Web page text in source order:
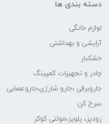
دسته بندی ها
لوازم خانگی
آرایشی و بهداشتی
خشکبار
چادر و تجهیزات کمپینگ
جاروبرقی ،جارو شارژی،جاروعصایی
سرخ کن
زودپز، پلوپز،مولتی کوکر